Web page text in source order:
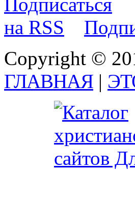
Copyright ©
ГЛАВНАЯ |